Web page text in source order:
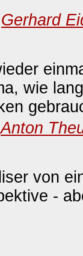
Gerhard
wie
Anton
von
-